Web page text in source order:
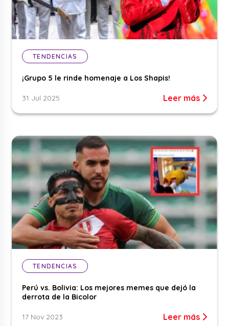
TENDENCIAS
¡Grupo 5 le rinde homenaje a Los Shapis!
31 Jul 2025 Leer más
TENDENCIAS
Perú vs. Bolivia: Los mejores memes que dejó la
derrota de la Bicolor
17 Nov 2023 Leer más